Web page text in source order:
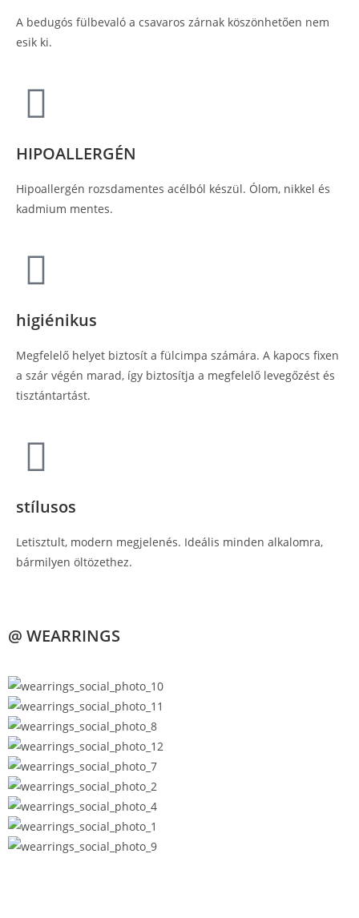
A bedugós fülbevaló a csavaros zárnak köszönhetően nem
esik ki.
HIPOALLERGÉN
Hipoallergén rozsdamentes acélból készül. Ólom, nikkel és
kadmium mentes.
higiénikus
Megfelelő helyet biztosít a fülcimpa számára. A kapocs fixen
a szár végén marad, így biztosítja a megfelelő levegőzést és
tisztántartást.
stílusos
Letisztult, modern megjelenés. Ideális minden alkalomra,
bármilyen öltözethez.
@ WEARRINGS